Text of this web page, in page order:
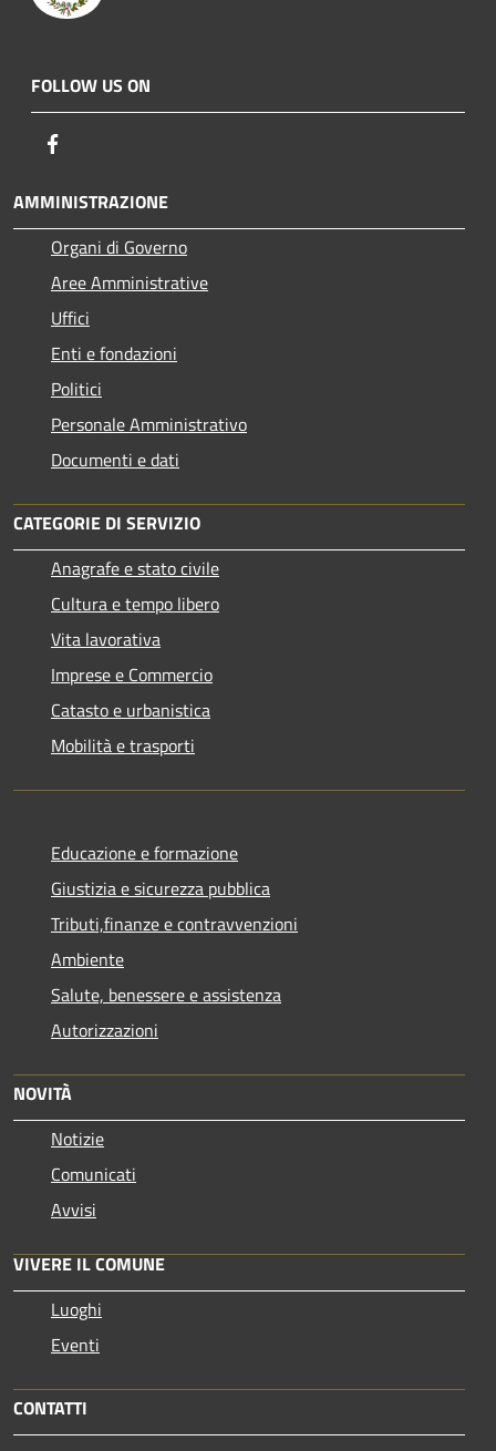
FOLLOW US ON
AMMINISTRAZIONE
Organi di Governo
Aree Amministrative
Uffici
Enti e fondazioni
Politici
Personale Amministrativo
Documenti e dati
CATEGORIE DI SERVIZIO
Anagrafe e stato civile
Cultura e tempo libero
Vita lavorativa
Imprese e Commercio
Catasto e urbanistica
Mobilità e trasporti
Educazione e formazione
Giustizia e sicurezza pubblica
Tributi,finanze e contravvenzioni
Ambiente
Salute, benessere e assistenza
Autorizzazioni
NOVITÀ
Notizie
Comunicati
Avvisi
VIVERE IL COMUNE
Luoghi
Eventi
CONTATTI